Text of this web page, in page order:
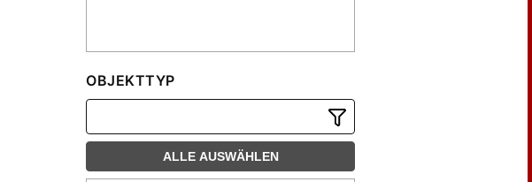
OBJEKTTYP
ALLE AUSWÄHLEN